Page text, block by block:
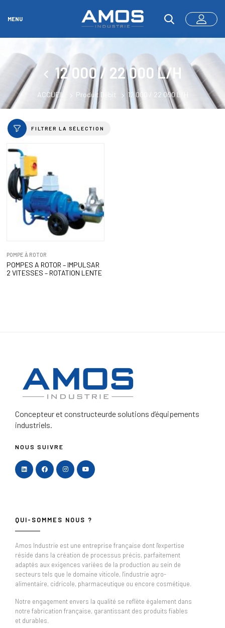
MENU
12 000 / 22 000 L/H
ACCUEIL Produit Débit 12 000 / 22 000 L/H
FILTRER LA SÉLECTION
POMPE À ROTOR
POMPES A ROTOR – IMPULSAR
2 VITESSES – ROTATION LENTE
Concepteur et constructeurde solutions d’équipements
industriels.
NOUS SUIVRE
QUI-SOMMES NOUS ?
Amos Industrie est une entreprise française dont l'expertise
réside dans la création de processus précis, parfaitement
adaptés aux exigences variées de la production au sein de
secteurs tels que le domaine viticole, l'industrie agro-
alimentaire, cidricole, pharmaceutique ou encore cosmétique.
Notre engagement envers la qualité se reflète également dans
notre fabrication française, garantissant des produits fiables
et durables.